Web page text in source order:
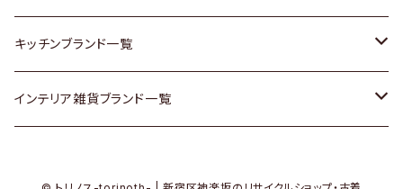
Vintageヴィンテージ / Antiqueアンティーク
Designers / デザイナーズ
腕時計
Vintage / ヴィンテージ
和物 / 作家物
その他キッチン雑貨
ACTUS / アクタス
arflex / アルフレックス
agnes b / アニエス ベー
BALLY / バリー
キッチンブランド一覧
ARABIA / アラビア
インテリア雑貨ブランド一覧